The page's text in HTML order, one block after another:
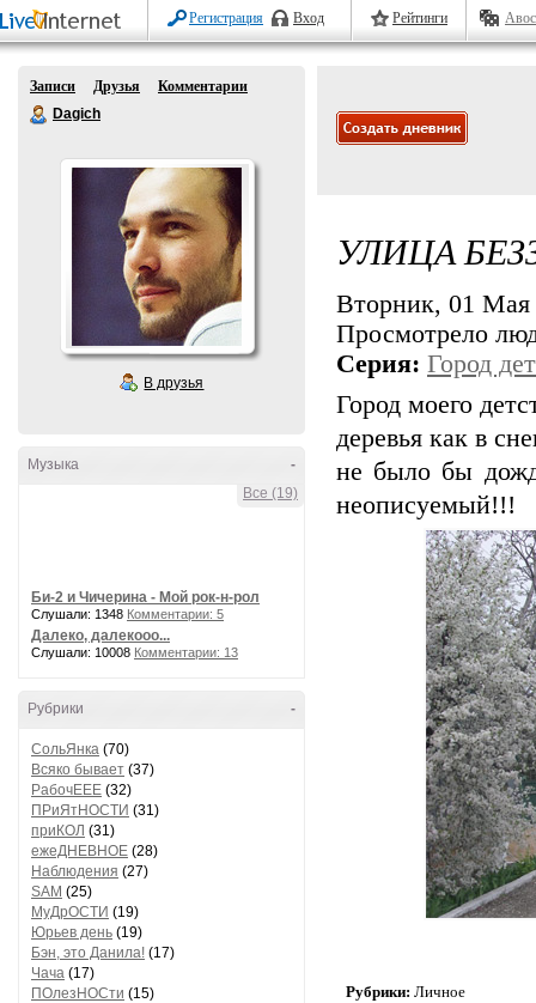
Регистрация Вход Рейтинги
Записи Друзья
Комментарии
Dagich
В друзья
-
Музыка
Все (19)
Би-2 и Чичерина - Мой рок-н-рол
Слушали: 1348 Комментарии: 5
Далеко, далекооо...
Слушали: 10008 Комментарии: 13
-
Рубрики
СольЯнка (70)
Всяко бывает (37)
РабочЕЕЕ (32)
ПРиЯтНОСТИ (31)
приКОЛ (31)
ежеДНЕВНОЕ (28)
Наблюдения (27)
SAM (25)
МуДрОСТИ (19)
Юрьев день (19)
Бэн, это Данила! (17)
Чача (17)
ПОлезНОСти (15)
УЛИЦА
Вторник, 01 Мая
Просмотрело
Серия: Город
Город моего
деревья как в
не было бы
неописуемый!!!
Рубрики: Личное